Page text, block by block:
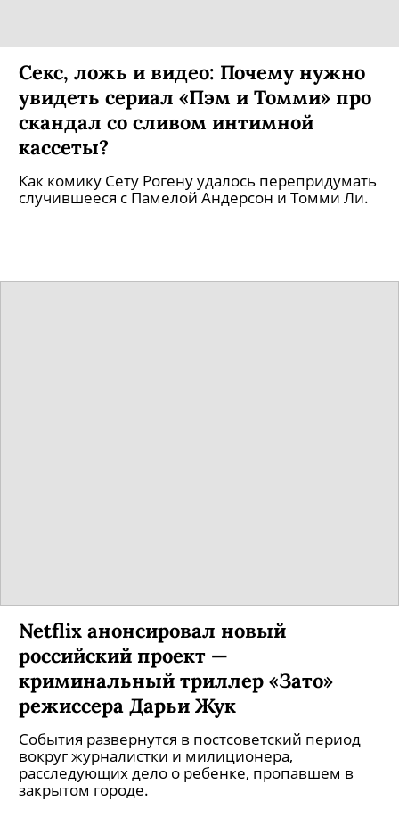
Секс, ложь и видео: Почему нужно
увидеть сериал «Пэм и Томми» про
скандал со сливом интимной
Как комику Сету Рогену удалось перепридумать
Netflix анонсировал новый
российский проект —
криминальный триллер «Зато»
режиссера Дарьи Жук
События развернутся в постсоветский период
вокруг журналистки и милиционера,
расследующих дело о ребенке, пропавшем в